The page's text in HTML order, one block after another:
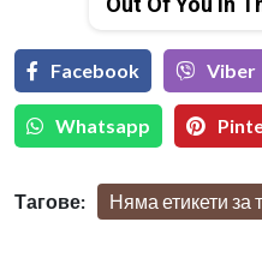
Facebook Viber
Whatsapp
Тагове: Няма етикети за